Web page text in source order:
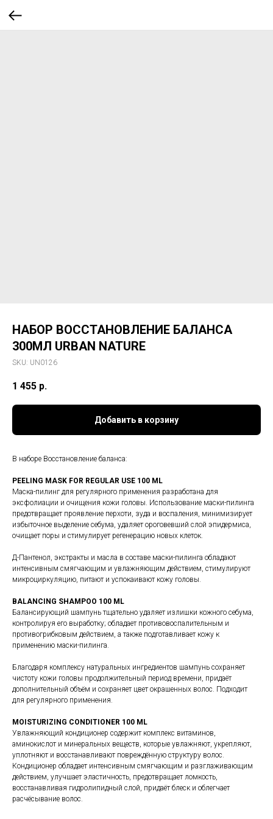
НАБОР ВОССТАНОВЛЕНИЕ БАЛАНСА
300МЛ URBAN NATURE
SKU: UN0126
1 455 р.
Добавить в корзину
В наборе Восстановление баланса:
PEELING MASK FOR REGULAR USE 100 ML
Маска-пилинг для регулярного применения разработана для
эксфолиации и очищения кожи головы. Использование маски-пилинга
предотвращает проявление перхоти, зуда и воспаления, минимизирует
избыточное выделение себума, удаляет ороговевший слой эпидермиса,
очищает поры и стимулирует регенерацию новых клеток.
Д-Пантенол, экстракты и масла в составе маски-пилинга обладают
интенсивным смягчающим и увлажняющим действием, стимулируют
микроциркуляцию, питают и успокаивают кожу головы.
BALANCING SHAMPOO 100 ML
Балансирующий шампунь тщательно удаляет излишки кожного себума,
контролируя его выработку; обладает противовоспалительным и
противогрибковым действием, а также подготавливает кожу к
применению маски-пилинга.
Благодаря комплексу натуральных ингредиентов шампунь сохраняет
чистоту кожи головы продолжительный период времени, придаёт
дополнительный объём и сохраняет цвет окрашенных волос. Подходит
для регулярного применения.
MOISTURIZING CONDITIONER 100 ML
Увлажняющий кондиционер содержит комплекс витаминов,
аминокислот и минеральных веществ, которые увлажняют, укрепляют,
уплотняют и восстанавливают повреждённую структуру волос.
Кондиционер обладает интенсивным смягчающим и разглаживающим
действием, улучшает эластичность, предотвращает ломкость,
восстанавливая гидролипидный слой, придаёт блеск и облегчает
расчёсывание волос.